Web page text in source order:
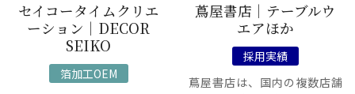
セイコータイムクリエ
ーション｜DECOR
SEIKO
箔加工OEM
蔦屋書店｜テーブルウ
エアほか
採用実績
蔦屋書店は、国内の複数店舗